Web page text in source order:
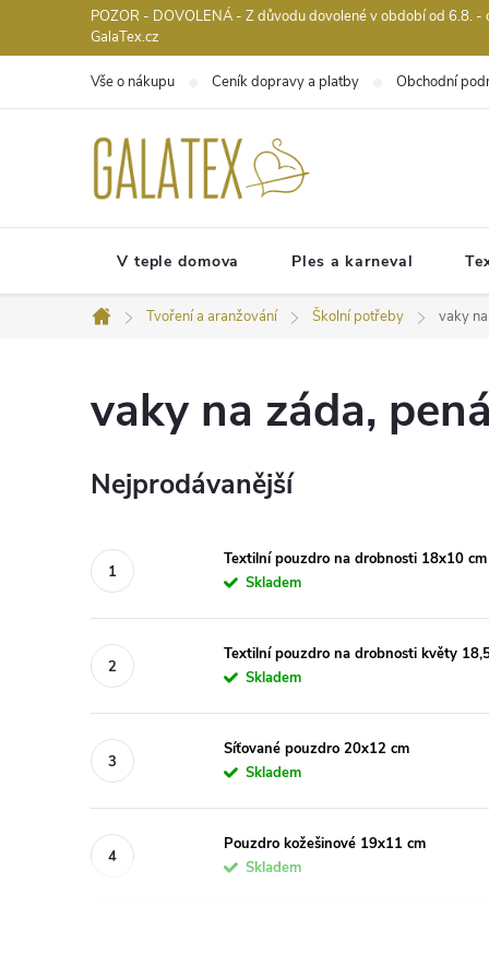
POZOR - DOVOLENÁ - Z důvodu dovolené v období od 6.8.
GalaTex.cz
Vše o nákupu Ceník dopravy a platby Obchodní
V teple domova Ples a karneval
Domů
Tvoření a aranžování Školní potřeby vaky
vaky na záda,
Nejprodávanější
Textilní pouzdro na drobnosti 18x10 cm
Skladem
Textilní pouzdro na drobnosti květy
Skladem
Síťované pouzdro 20x12 cm
Skladem
Pouzdro kožešinové 19x11 cm
Skladem